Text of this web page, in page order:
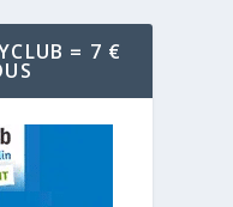
= 7 €